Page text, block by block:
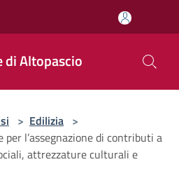
di Altopascio
> Edilizia >
per l’assegnazione di contributi a
attrezzature culturali e